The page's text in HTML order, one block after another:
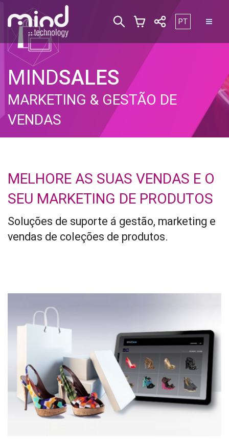
Escolha o seu
PT
MINDSALES
MARKETING & GESTÃO DE
VENDAS
MELHORE AS SUAS VENDAS E O
SEU MARKETING DE PRODUTOS
Soluções de suporte á gestão, marketing e
vendas de coleções de produtos.